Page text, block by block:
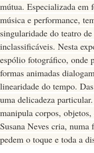
mútua. Especializada em
música e performance,
singularidade do teatro
inclassificáveis. Nesta
espólio fotográfico, onde
formas animadas
linearidade do tempo.
uma delicadeza
manipula corpos,
Susana Neves cria, numa
pedem o toque e toda a